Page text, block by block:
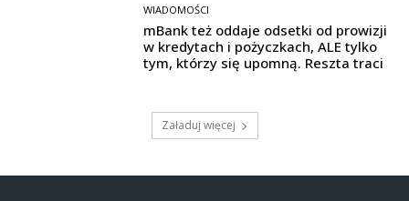
WIADOMOŚCI
mBank też oddaje odsetki od prowizji
w kredytach i pożyczkach, ALE tylko
tym, którzy się upomną. Reszta traci
Załaduj więcej